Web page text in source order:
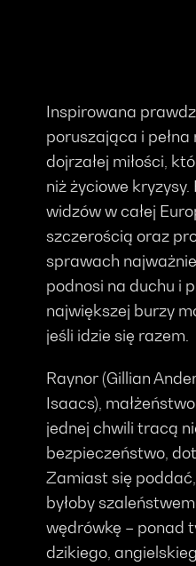
Inspirowana
poruszająca i
dojrzałej miłości,
niż życiowe kryzysy.
widzów w całej
szczerością oraz
sprawach
podnosi na duchu i
największej burzy
jeśli idzie się razem.
Raynor (Gillian
Isaacs),
jednej chwili tracą
bezpieczeństwo,
Zamiast się
byłoby
wędrówkę – ponad
dzikiego,